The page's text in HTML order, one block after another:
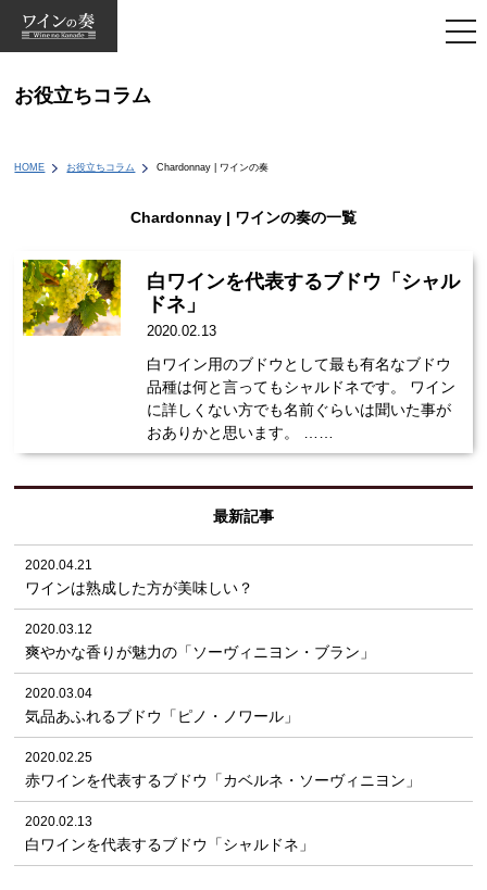
お役立ちコラム
HOME お役立ちコラム Chardonnay | ワインの奏
Chardonnay | ワインの奏の一覧
白ワインを代表するブドウ「シャル
ドネ」
2020.02.13
白ワイン用のブドウとして最も有名なブドウ
品種は何と言ってもシャルドネです。 ワイン
に詳しくない方でも名前ぐらいは聞いた事が
おありかと思います。 ……
最新記事
2020.04.21
ワインは熟成した方が美味しい？
2020.03.12
爽やかな香りが魅力の「ソーヴィニヨン・ブラン」
2020.03.04
気品あふれるブドウ「ピノ・ノワール」
2020.02.25
赤ワインを代表するブドウ「カベルネ・ソーヴィニヨン」
2020.02.13
白ワインを代表するブドウ「シャルドネ」